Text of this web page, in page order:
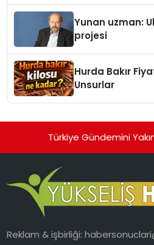
Yunan uzman:
projesi
Hurda Bakır
Unsurlar
Türkiye Gündemini
Reklam & işbirliği: